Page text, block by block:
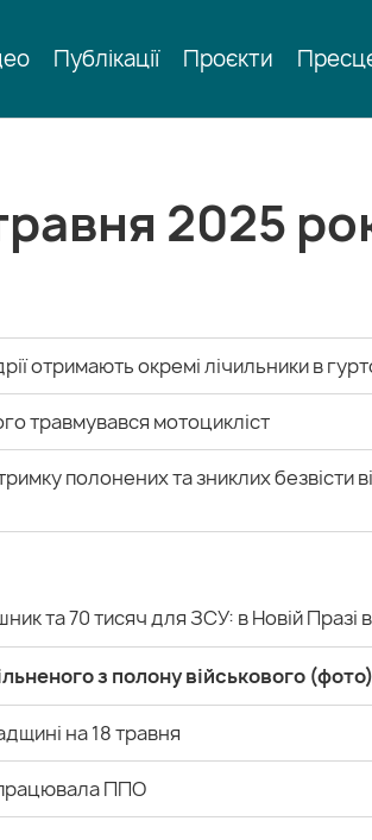
Публікації Проєкти
2025
отримають окремі лічильники в
травмувався мотоцикліст
полонених та зниклих
та 70 тисяч для ЗСУ: в Новій Празі
з полону військового (фото)
на 18 травня
ППО